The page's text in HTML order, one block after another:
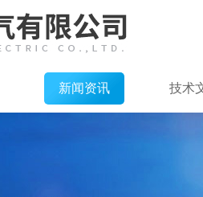
新闻资讯 技术